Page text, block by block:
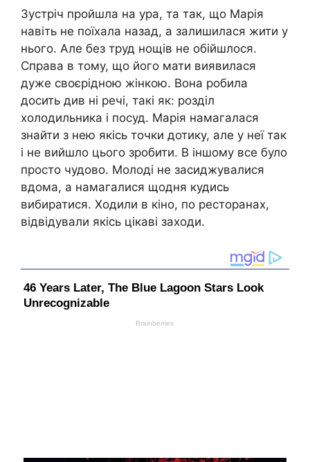
Зустріч пройшла на ура, та так, що Марія
навіть не поїхала назад, а залишилася жити у
нього. Але без труд нощів не обійшлося.
Справа в тому, що його мати виявилася
дуже своєрідною жінкою. Вона робила
досить див ні речі, такі як: розділ
холодильника і посуд. Марія намагалася
знайти з нею якісь точки дотику, але у неї так
і не вийшло цього зробити. В іншому все було
просто чудово. Молоді не засиджувалися
вдома, а намагалися щодня кудись
вибиратися. Ходили в кіно, по ресторанах,
відвідували якісь цікаві заходи.